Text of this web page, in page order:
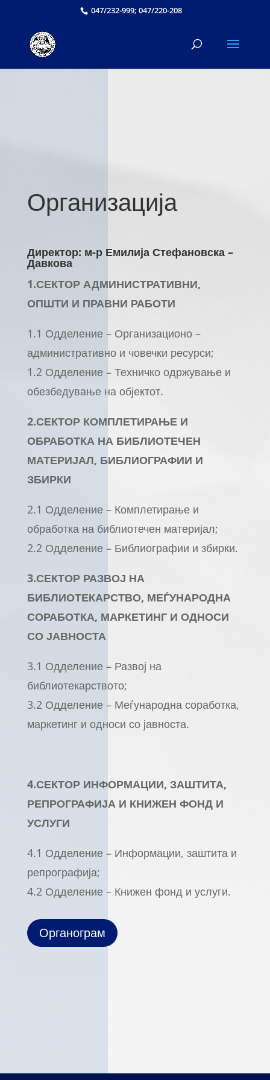
047/232-999; 047/220-208
Организација
Директор: м-р Емилија Стефановска –
Давкова
1.СЕКТОР АДМИНИСТРАТИВНИ,
ОПШТИ И ПРАВНИ РАБОТИ
1.1 Одделение – Организационо –
административно и човечки ресурси;
1.2 Одделение – Техничко одржување и
обезбедување на објектот.
2.СЕКТОР КОМПЛЕТИРАЊЕ И
ОБРАБОТКА НА БИБЛИОТЕЧЕН
МАТЕРИЈАЛ, БИБЛИОГРАФИИ И
ЗБИРКИ
2.1 Одделение – Комплетирање и
обработка на библиотечен материјал;
2.2 Одделение – Библиографии и збирки.
3.СЕКТОР РАЗВОЈ НА
БИБЛИОТЕКАРСТВО, МЕЃУНАРОДНА
СОРАБОТКА, МАРКЕТИНГ И ОДНОСИ
СО ЈАВНОСТА
3.1 Одделение – Развој на
библиотекарството;
3.2 Одделение – Меѓународна соработка,
маркетинг и односи со јавноста.
4.СЕКТОР ИНФОРМАЦИИ, ЗАШТИТА,
РЕПРОГРАФИЈА И КНИЖЕН ФОНД И
УСЛУГИ
4.1 Одделение – Информации, заштита и
репрографија;
4.2 Одделение – Книжен фонд и услуги.
Органограм